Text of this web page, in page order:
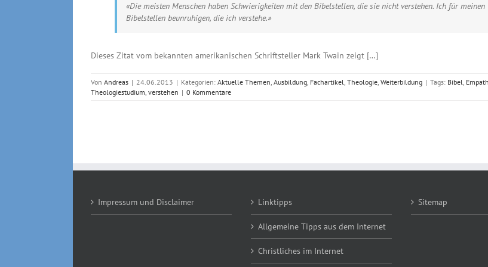
«Die meisten Menschen haben Schwierigkeiten mit den Bibelstellen, die sie nicht verstehen. Ich für
Bibelstellen beunruhigen, die ich verstehe.»
Dieses Zitat vom bekannten amerikanischen Schriftsteller Mark Twain zeigt […]
Von Andreas | 24.06.2013 | Kategorien: Aktuelle Themen, Ausbildung, Fachartikel, Theologie, Weiterbildung | Tags: Bibel,
Theologiestudium, verstehen | 0 Kommentare
Impressum und Disclaimer Linktipps
Allgemeine Tipps aus dem Internet
Christliches im Internet
Sitemap